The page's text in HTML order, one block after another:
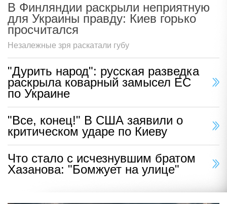
В Финляндии раскрыли неприятную
для Украины правду: Киев горько
просчитался
Незалежные зря раскатали губу
"Дурить народ": русская разведка
раскрыла коварный замысел ЕС
по Украине
"Все, конец!" В США заявили о
критическом ударе по Киеву
Что стало с исчезнувшим братом
Хазанова: "Бомжует на улице"